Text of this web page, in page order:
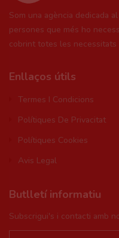
Som una agència dedicada
persones que més ho
cobrint totes les necessitats
Enllaços útils
Termes I Condicions
Polítiques De Privacitat
Polítiques Cookies
Avis Legal
Butlletí informatiu
Subscrigui's i contacti amb